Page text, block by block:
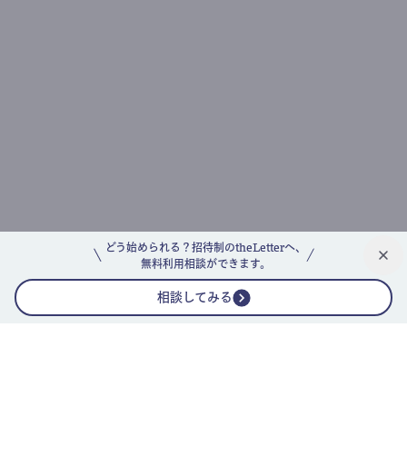
どう始められる？招待制のtheLetterへ、
無料利用相談ができます。
相談してみる